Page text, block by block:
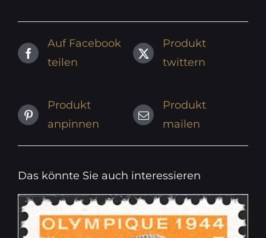
Auf Facebook
teilen
Produkt
twittern
Produkt
anpinnen
Produkt
mailen
Das könnte Sie auch interessieren